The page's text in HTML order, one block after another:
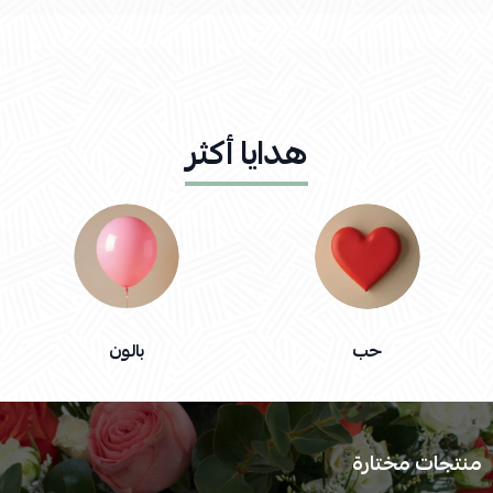
هدايا أكثر
حب بالون
منتجات مختارة